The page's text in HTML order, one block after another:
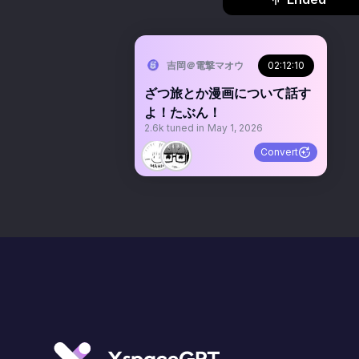
吉岡＠電撃マオウ 02:12:10
ざつ旅とか漫画について話す
よ！たぶん！
2.6k tuned in May 1, 2026
Convert